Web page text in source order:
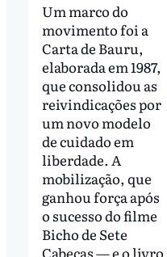
Um marco do
movimento foi a
Carta de Bauru,
elaborada em 1987,
que consolidou as
reivindicações por
um novo modelo
de cuidado em
liberdade. A
mobilização, que
ganhou força após
o sucesso do filme
Bicho de Sete
Cabeças — e o livro